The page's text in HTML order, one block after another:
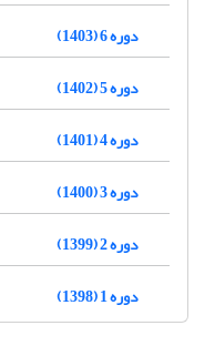
دوره 6 (1403)
دوره 5 (1402)
دوره 4 (1401)
دوره 3 (1400)
دوره 2 (1399)
دوره 1 (1398)